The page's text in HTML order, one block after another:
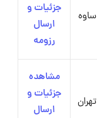
ساوه
جزئیات و
ارسال
رزومه
تهران
مشاهده
جزئیات و
ارسال